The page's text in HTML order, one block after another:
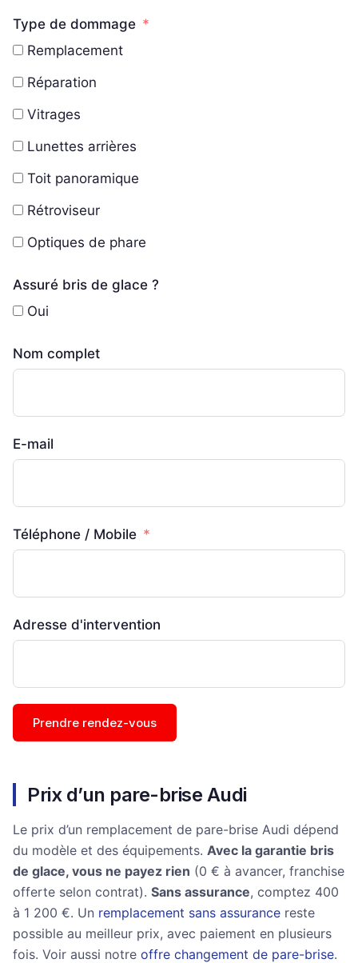
Type de dommage
Remplacement
Réparation
Vitrages
Lunettes arrières
Toit panoramique
Rétroviseur
Optiques de phare
Assuré bris de glace ?
Oui
Nom complet
E-mail
Téléphone / Mobile
Adresse d'intervention
Prendre rendez-vous
Prix d’un pare-brise Audi
Le prix d’un remplacement de pare-brise Audi dépend
du modèle et des équipements. Avec la garantie bris
de glace, vous ne payez rien (0 € à avancer, franchise
offerte selon contrat). Sans assurance, comptez 400
à 1 200 €. Un remplacement sans assurance reste
possible au meilleur prix, avec paiement en plusieurs
fois. Voir aussi notre offre changement de pare-brise.